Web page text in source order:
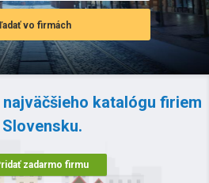
katalógu firiem
Slovensku.
zadarmo firmu